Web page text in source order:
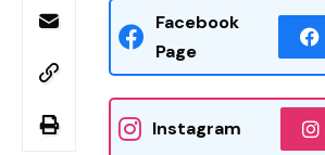
Facebook
Page
Instagram